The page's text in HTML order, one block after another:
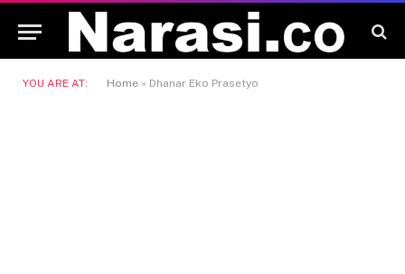
YOU ARE AT: Home » Dhanar Eko Prasetyo